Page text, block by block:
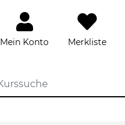
Mein Konto Merkliste